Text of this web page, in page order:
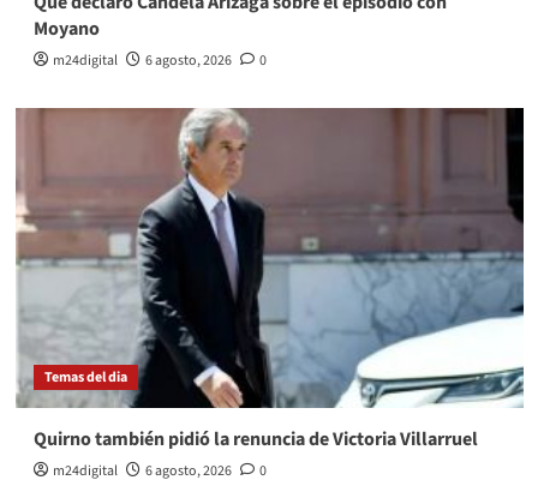
Moyano
m24digital 6 agosto, 2026 0
Temas del dia
Quirno también pidió la renuncia de Victoria Villarruel
m24digital 6 agosto, 2026 0